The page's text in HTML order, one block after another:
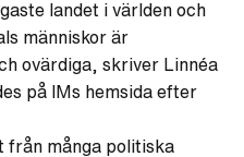
landet i världen och
människor är
ovärdiga, skriver Linnéa
på IMs hemsida efter
från många politiska